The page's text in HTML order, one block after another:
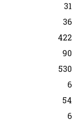
31
36
422
90
530
6
54
6